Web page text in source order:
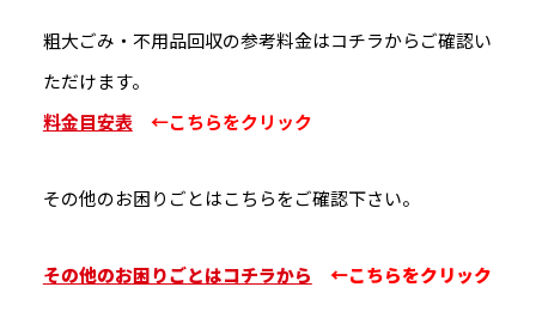
粗大ごみ・不用品回収の参考料金はコチラからご確認い
ただけます。
料金目安表
←こちらをクリック
その他のお困りごとはこちらをご確認下さい。
その他のお困りごとはコチラから ←こちらをクリック